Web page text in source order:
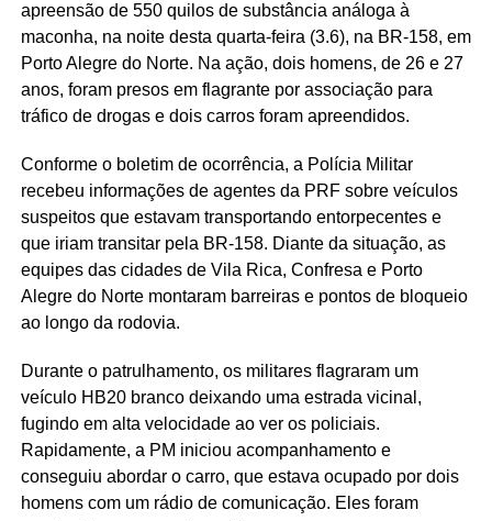
apreensão de 550 quilos de substância análoga à
maconha, na noite desta quarta-feira (3.6), na BR-158, em
Porto Alegre do Norte. Na ação, dois homens, de 26 e 27
anos, foram presos em flagrante por associação para
tráfico de drogas e dois carros foram apreendidos.
Conforme o boletim de ocorrência, a Polícia Militar
recebeu informações de agentes da PRF sobre veículos
suspeitos que estavam transportando entorpecentes e
que iriam transitar pela BR-158. Diante da situação, as
equipes das cidades de Vila Rica, Confresa e Porto
Alegre do Norte montaram barreiras e pontos de bloqueio
ao longo da rodovia.
Durante o patrulhamento, os militares flagraram um
veículo HB20 branco deixando uma estrada vicinal,
fugindo em alta velocidade ao ver os policiais.
Rapidamente, a PM iniciou acompanhamento e
conseguiu abordar o carro, que estava ocupado por dois
homens com um rádio de comunicação. Eles foram